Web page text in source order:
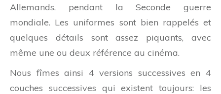
Allemands, pendant la Seconde guerre
mondiale. Les uniformes sont bien rappelés et
quelques détails sont assez piquants, avec
même une ou deux référence au cinéma.
Nous fîmes ainsi 4 versions successives en 4
couches successives qui existent toujours: les